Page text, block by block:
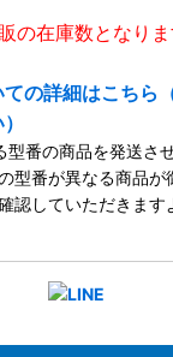
の在庫数となり
の詳細はこちら
番の商品を発送さ
型番が異なる商品が
認していただきます